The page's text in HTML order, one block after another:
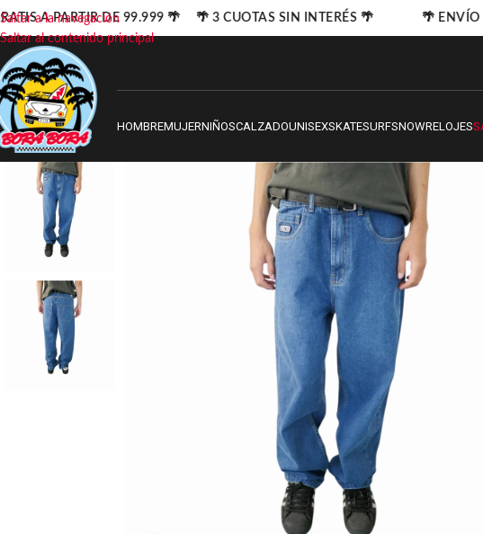
Saltar a la navegación
Saltar al contenido principal
HOMBREMUJERNIÑOSCALZADOUNISEXSKATESURFSNOWRELOJES
A PARTIR DE 99.999 🌴 🌴 3 CUOTAS SIN INTERÉS 🌴 🌴 ENVÍO